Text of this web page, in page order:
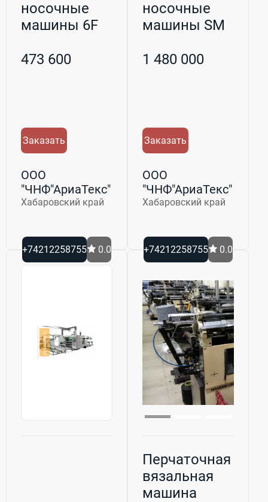
носочные
машины 6F
473 600
Заказать
ООО
"ЧНФ"АриаТекс"
Хабаровский край
+74212258755 0.0
носочные
машины SM
1 480 000
Заказать
ООО
"ЧНФ"АриаТекс"
Хабаровский край
+74212258755 0.0
Перчаточная
вязальная
машина